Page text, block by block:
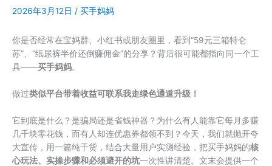
2026年3月12日 / 买手妈妈
你是否经常在宝妈群、小红书或朋友圈里，看到“59元三箱特仑
苏”、“纸尿裤半价还倒赚佣金”的分享？背后很可能都指向同一个工
具——买手妈妈。
做过类似平台带着收益可联系我走绿色通道升级！
它到底是什么？是骗局还是省钱神器？为什么有人能靠它每月多赚
几千块零花钱，而有人却连优惠券都领不到？今天，我们就抛开夸
大宣传，用一篇纯干货，结合大量用户实测经验，把买手妈妈的核
心玩法、实操步骤和必须避开的坑一次性讲清楚。文末会提供一个